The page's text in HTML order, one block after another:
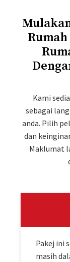
Kami
sebagai
anda. Pilih
dan
Maklumat
Pakej ini
masih